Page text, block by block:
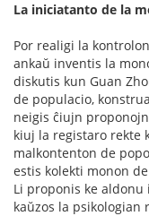
La iniciatanto de la
Por realigi la
ankaŭ inventis la
diskutis kun Guan
de populacio,
neigis ĉiujn
kiuj la registaro rekte
malkontenton de
estis kolekti monon
Li proponis ke
kaŭzos la psikologian